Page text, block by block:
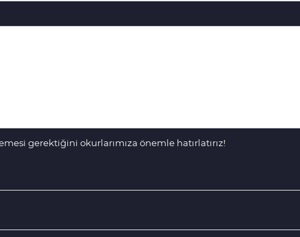
gerektiğini okurlarımıza önemle hatırlatırız!